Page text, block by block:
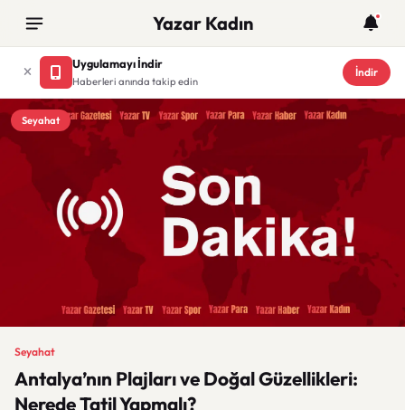
Yazar Kadın
Uygulamayı İndir
Haberleri anında takip edin
İndir
Seyahat
Seyahat
Antalya’nın Plajları ve Doğal Güzellikleri:
Nerede Tatil Yapmalı?